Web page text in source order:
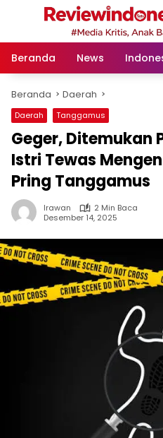
Langsung
Beranda
News
Beranda Daerah
Daerah Tanggamus
Geger, Ditemukan
Istri Tewas
Pring Tanggamus
Irawan
2 Min Baca
Desember 14, 2025